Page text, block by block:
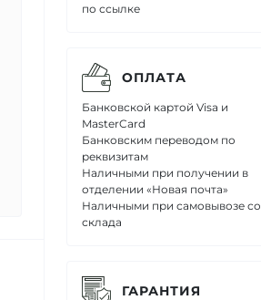
по ссылке
ОПЛАТА
Банковской картой Visa и
MasterCard
Банковским переводом по
реквизитам
Наличными при получении в
отделении «Новая почта»
Наличными при самовывозе со
склада
ГАРАНТИЯ